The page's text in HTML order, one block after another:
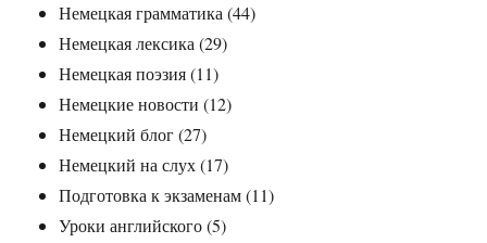
Немецкая грамматика (44)
Немецкая лексика (29)
Немецкая поэзия(11)
Немецкие новости (12)
Немецкий блог(27)
Немецкий на слух(17)
Подготовка к экзаменам(11)
Уроки английского(5)